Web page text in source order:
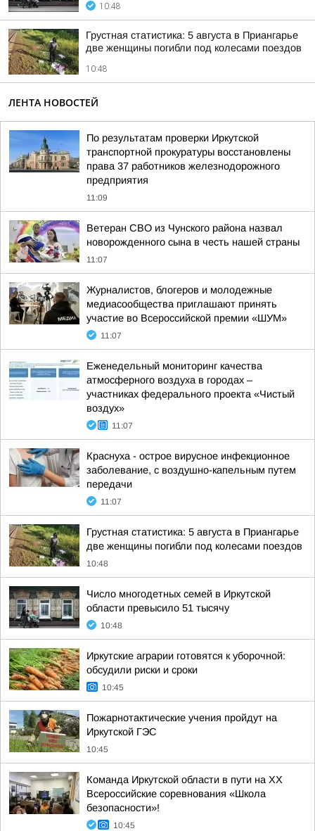
10:48
Грустная статистика: 5 августа в Приангарье
две женщины погибли под колесами поездов
10:48
ЛЕНТА НОВОСТЕЙ
По результатам проверки Иркутской
транспортной прокуратуры восстановлены
права 37 работников железнодорожного
предприятия
11:09
Ветеран СВО из Чунского района назвал
новорожденного сына в честь нашей страны
11:07
Журналистов, блогеров и молодежные
медиасообщества приглашают принять
участие во Всероссийской премии «ШУМ»
11:07
Еженедельный мониторинг качества
атмосферного воздуха в городах –
участниках федерального проекта «Чистый
воздух»
11:07
Краснуха - острое вирусное инфекционное
заболевание, с воздушно-капельным путем
передачи
11:07
Грустная статистика: 5 августа в Приангарье
две женщины погибли под колесами поездов
10:48
Число многодетных семей в Иркутской
области превысило 51 тысячу
10:48
Иркутские аграрии готовятся к уборочной:
обсудили риски и сроки
10:45
Пожарнотактические учения пройдут на
Иркутской ГЭС
10:45
Команда Иркутской области в пути на XX
Всероссийские соревнования «Школа
безопасности»!
10:45